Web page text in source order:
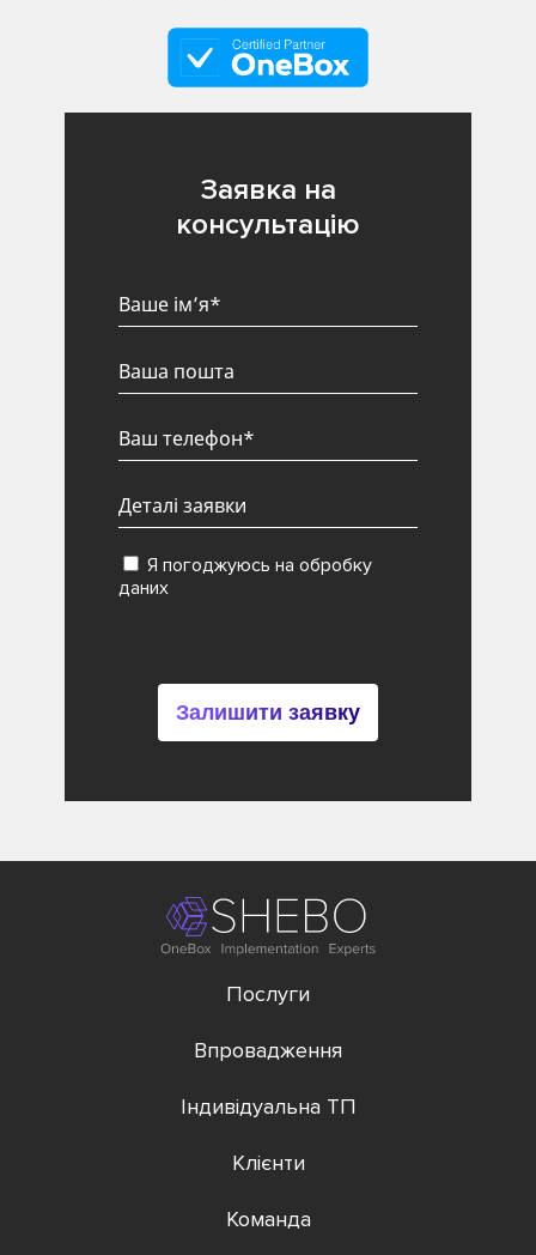
Заявка на
консультацію
Я погоджуюсь на обробку
даних
Залишити заявку
Послуги
Впровадження
Індивідуальна ТП
Клієнти
Команда